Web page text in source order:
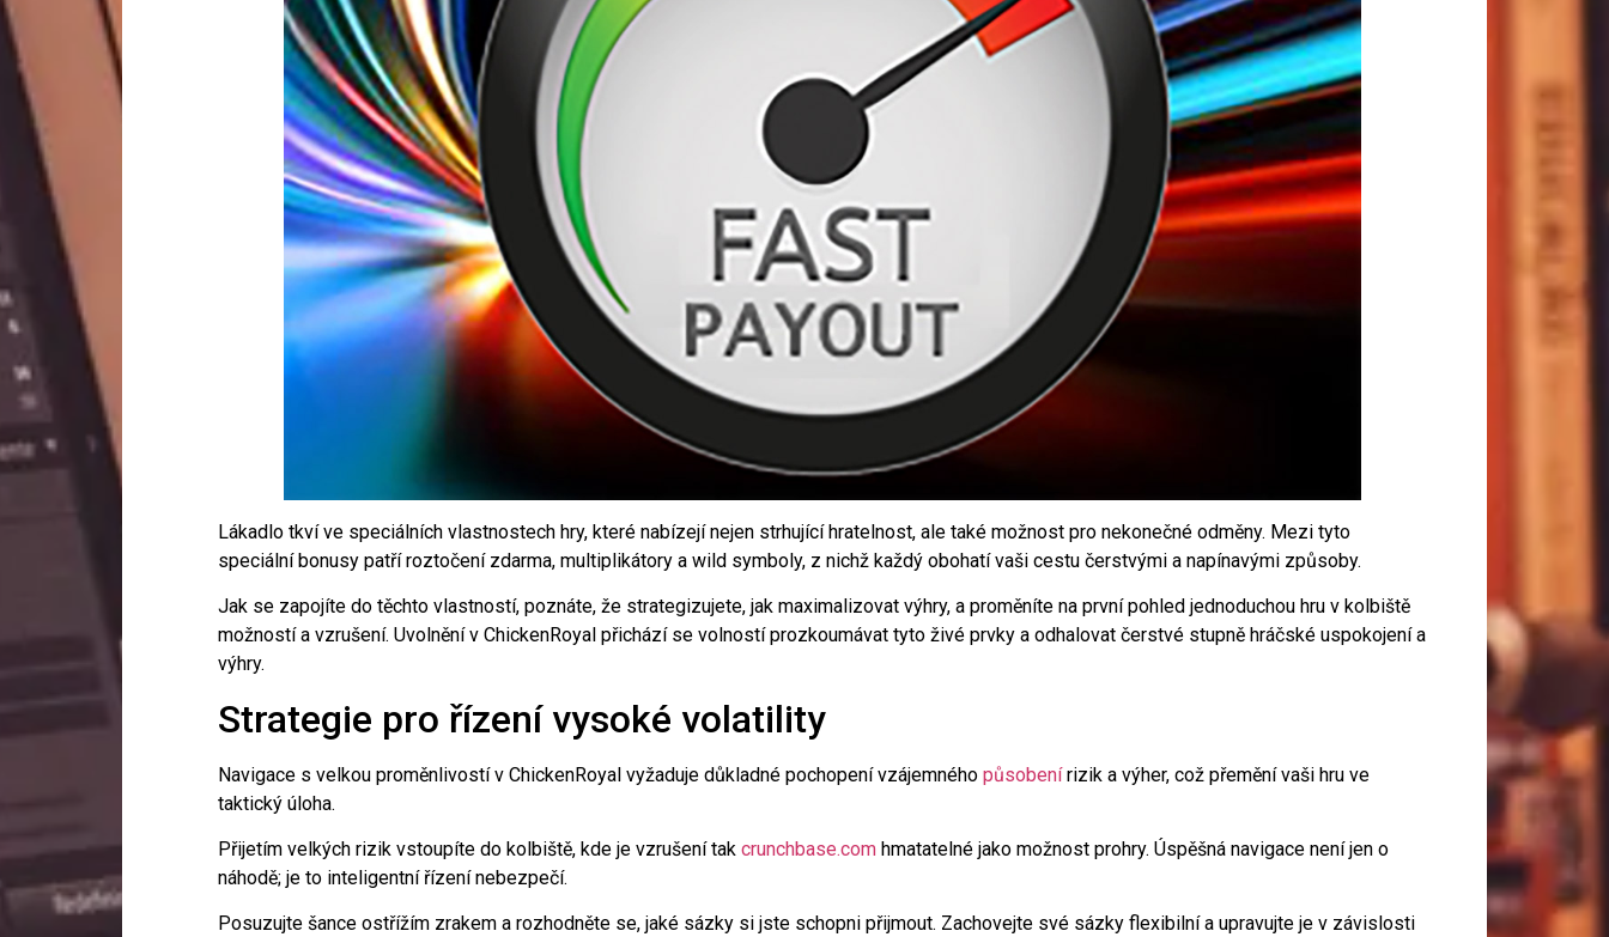
Lákadlo tkví ve speciálních vlastnostech hry, které nabízejí nejen strhující hratelnost, ale také možnost pro nekonečné odměny. Mezi tyto
speciální bonusy patří roztočení zdarma, multiplikátory a wild symboly, z nichž každý obohatí vaši cestu čerstvými a napínavými způsoby.
Jak se zapojíte do těchto vlastností, poznáte, že strategizujete, jak maximalizovat výhry, a proměníte na první pohled jednoduchou hru v kolbiště
možností a vzrušení. Uvolnění v ChickenRoyal přichází se volností prozkoumávat tyto živé prvky a odhalovat čerstvé stupně hráčské uspokojení a
výhry.
Strategie pro řízení vysoké volatility
Navigace s velkou proměnlivostí v ChickenRoyal vyžaduje důkladné pochopení vzájemného působenírizik a výher, což přemění vaši hru ve
taktický úloha.
Přijetím velkých rizik vstoupíte do kolbiště, kde je vzrušení tak crunchbase.com hmatatelné jako možnost prohry. Úspěšná navigace není jen o
náhodě; je to inteligentní řízení nebezpečí.
Posuzujte šance ostřížím zrakem a rozhodněte se, jaké sázky si jste schopni přijmout. Zachovejte své sázky flexibilní a upravujte je v závislosti